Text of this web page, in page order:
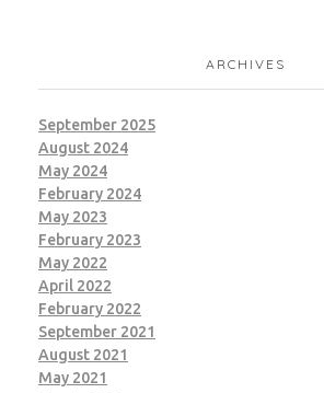
ARCHIVES
September 2025
August 2024
May 2024
February 2024
May 2023
February 2023
May 2022
April 2022
February 2022
September 2021
August 2021
May 2021